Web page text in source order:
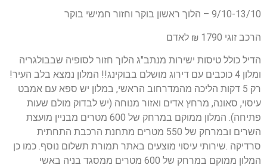
9/10-13/10 – הלוך ראשון בוקר וחזור חמישי בוקר
הרכב זוגי 1790 ₪ לאדם
הדיל כולל טיסות ישירות מנתב"ג הלוך חזור לסופיה שבבולגריה
ומלון 4 כוכבים עם דירוג מושלם בבוקינג!! המלון נמצא בלב העיר!
רק 5 דקות הליכה מהמדרחוב הראשי, במלון יש ספא עם אמבט
עיסוי, סאונה, מרחץ אדים ואזור מנוחה (יש לבדוק מולם שעות
פתיחה). המלון ממוקם במרחק של 600 מטרים מבניין מועצת
השרים ובמרחק של 550 מטרים מתחנת הרכבת התחתית
סרדיקה .שירותי עיסוי מוצעים באתר תמורת תשלום נוסף. כמו כן
המלון ממוקם במרחק של 600 מטרים ממסגד בניה באשי